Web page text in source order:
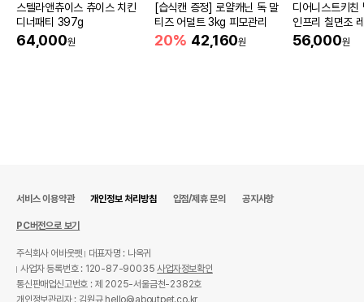
스텔라앤츄이스 츄이스 치킨
디너패티 397g
64,000원
[습식캔 증정] 로얄캐닌 독 말
티즈 어덜트 3kg 피모관리
20% 42,160원
디어니스트키친
인프리 칠면조
56,000원
서비스 이용약관 개인정보 처리방침 입점/제휴 문의 공지사항
PC버전으로 보기
주식회사 어바웃펫
대표자명 : 나옥귀
사업자 등록번호 : 120-87-90035사업자정보확인
통신판매업신고번호 : 제 2025-서울금천-2382호
개인정보관리자 : 김원규 hello@aboutpet.co.kr